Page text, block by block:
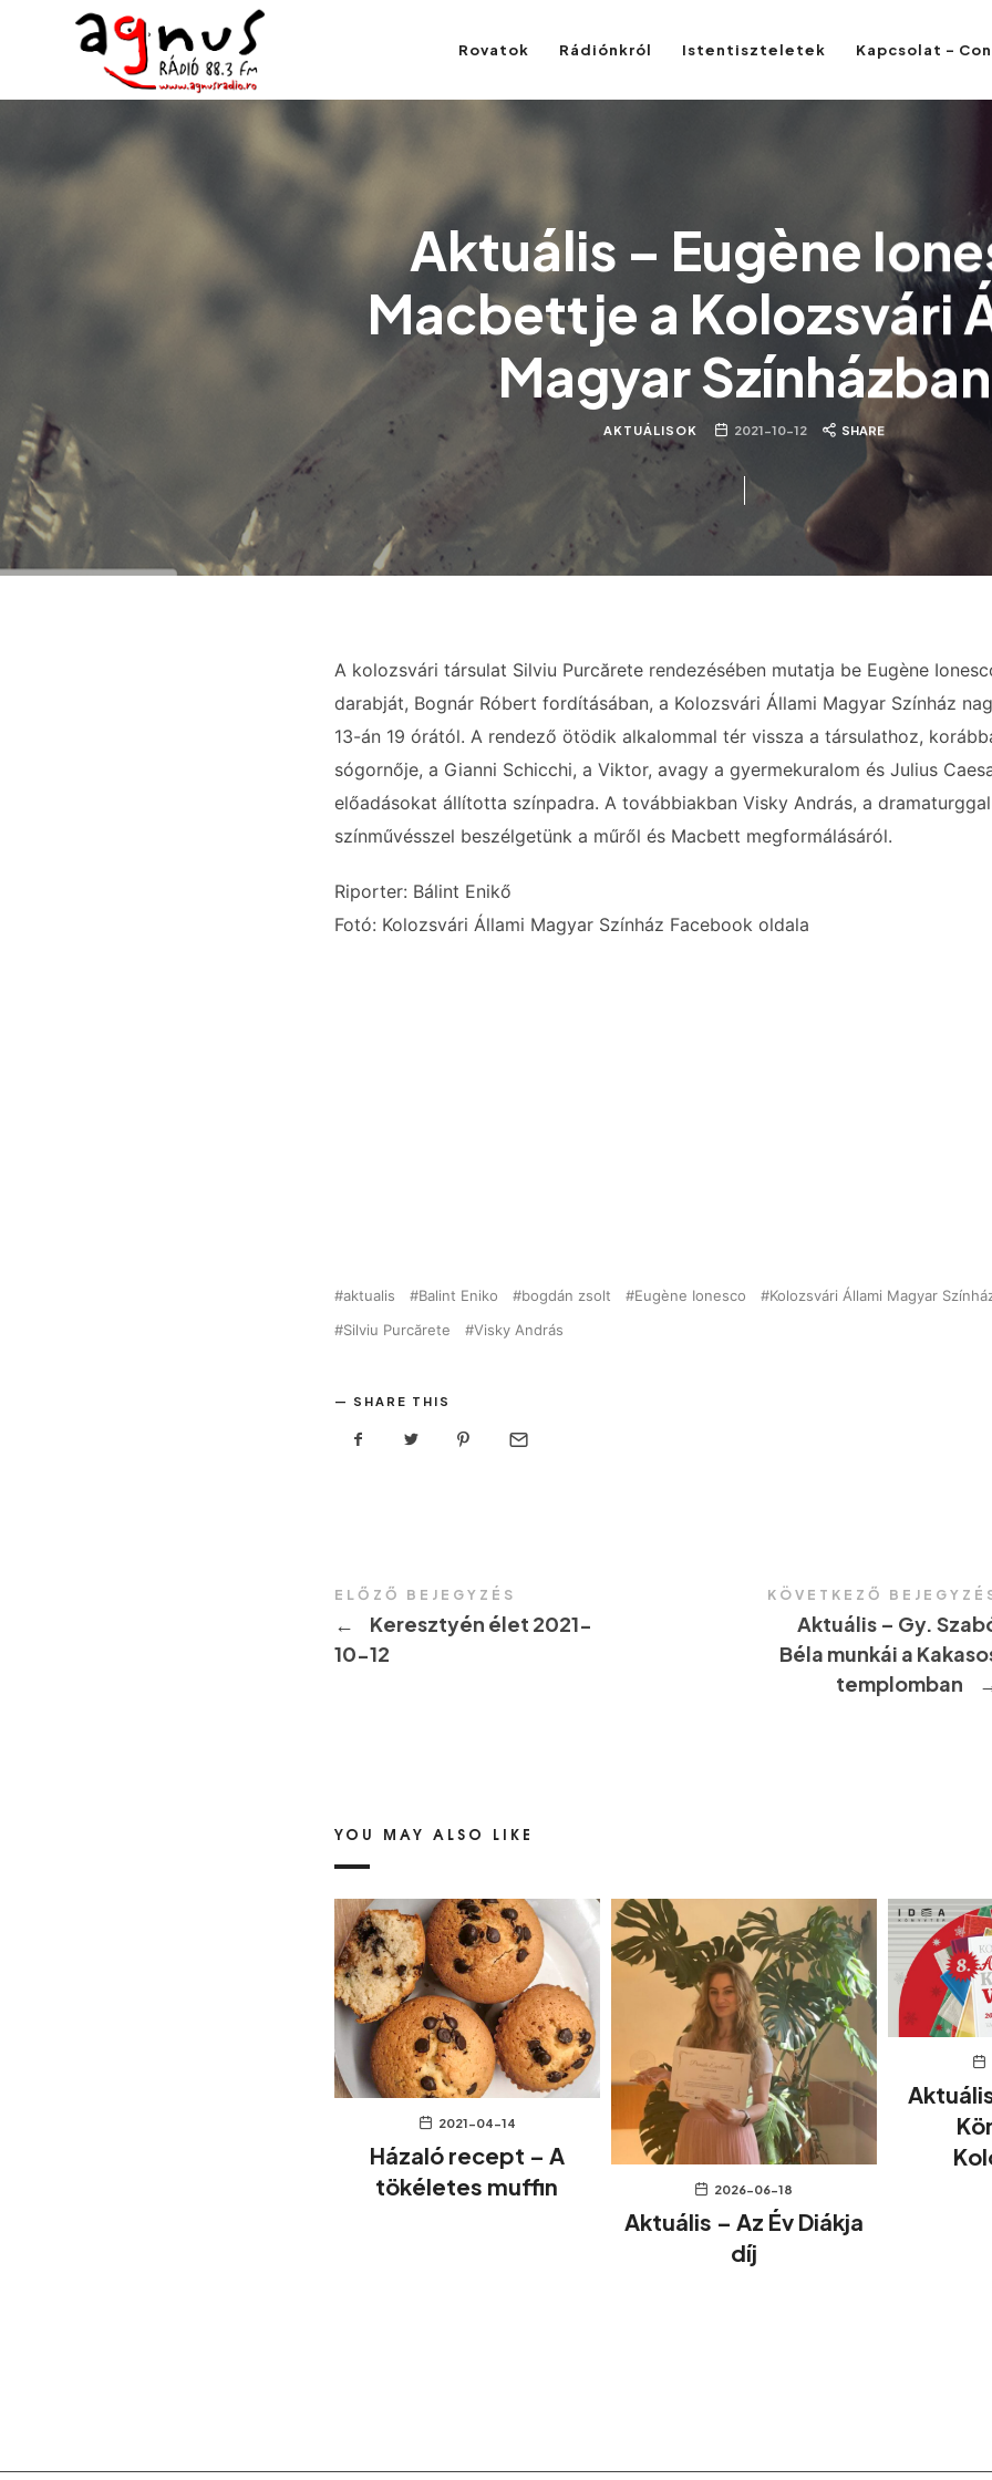
Agnus Rádió Rovatok Rádiónkról Istentiszteletek Kapcsolat –
Aktuális – Eugène
Macbettje a Kolozsvári
Magyar Színházban
AKTUÁLISOK 2021-10-12 SHARE
A kolozsvári társulat Silviu Purcărete rendezésében mutatja be Eugène
darabját, Bognár Róbert fordításában, a Kolozsvári Állami Magyar Színház
13-án 19 órától. A rendező ötödik alkalommal tér vissza a társulathoz,
sógornője, a Gianni Schicchi, a Viktor, avagy a gyermekuralom és Julius
előadásokat állította színpadra. A továbbiakban Visky András, a
színművésszel beszélgetünk a műről és Macbett megformálásáról.
Riporter: Bálint Enikő
Fotó: Kolozsvári Állami Magyar Színház Facebook oldala
aktualis Balint Eniko bogdán zsolt Eugène Ionesco Kolozsvári Állami Magyar
Silviu Purcărete
Visky András
SHARE THIS
ELŐZŐ BEJEGYZÉS
←
Keresztyén élet 2021-
10-12
KÖVETKEZŐ
Aktuális – Gy.
Béla munkái a
templomban
YOU MAY ALSO LIKE
2021-04-14
Házaló recept – A
tökéletes muffin
2026-06-18
Aktuális – Az Év Diákja
díj